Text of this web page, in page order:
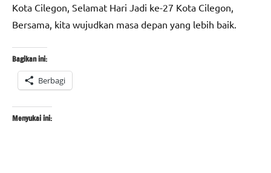
Kota Cilegon, Selamat Hari Jadi ke-27 Kota Cilegon,
Bersama, kita wujudkan masa depan yang lebih baik.
Bagikan ini:
Berbagi
Menyukai ini: